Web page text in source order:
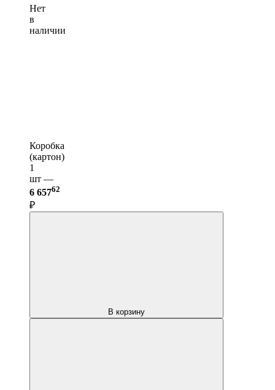
Нет
в
наличии
Коробка
(картон)
1
шт —
6 65762
₽
В корзину